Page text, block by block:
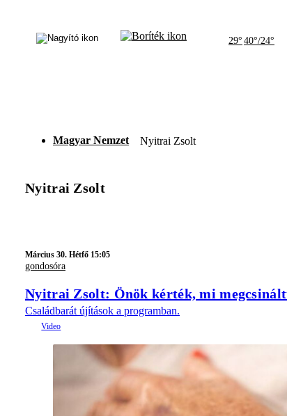
29° 40°/24°
Magyar Nemzet Nyitrai Zsolt
Nyitrai Zsolt
Március 30. Hétfő 15:05
gondosóra
Nyitrai Zsolt: Önök kérték, mi
Családbarát újítások a programban.